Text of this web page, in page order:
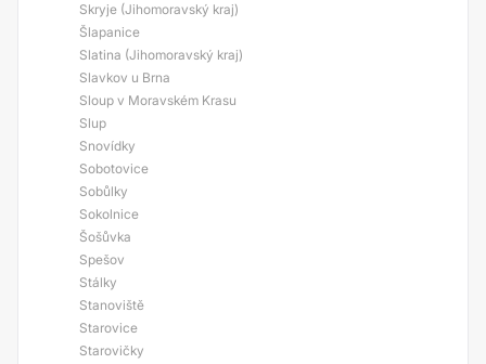
Skryje (Jihomoravský kraj)
Šlapanice
Slatina (Jihomoravský kraj)
Slavkov u Brna
Sloup v Moravském Krasu
Slup
Snovídky
Sobotovice
Sobůlky
Sokolnice
Šošůvka
Spešov
Stálky
Stanoviště
Starovice
Starovičky